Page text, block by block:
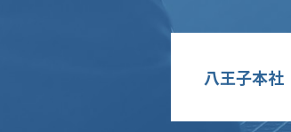
八王子本社